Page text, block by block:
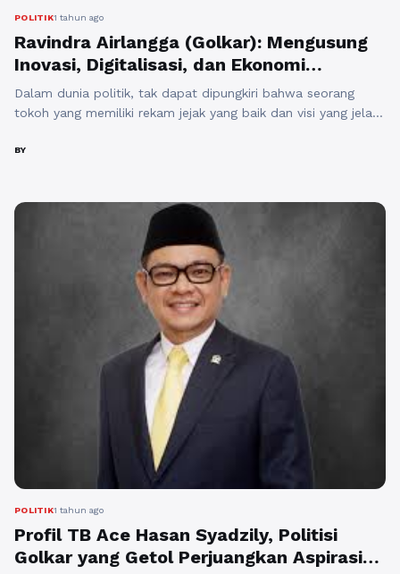
POLITIK1 tahun ago
Ravindra Airlangga (Golkar): Mengusung
Inovasi, Digitalisasi, dan Ekonomi
Kerakyatan
Dalam dunia politik, tak dapat dipungkiri bahwa seorang
tokoh yang memiliki rekam jejak yang baik dan visi yang jelas
masyarakat. Salah satu sosok yang menarik perhatian dalam
Daerah Pemilihan Jawa Barat ...
BY
POLITIK1 tahun ago
Profil TB Ace Hasan Syadzily, Politisi
Golkar yang Getol Perjuangkan Aspirasi